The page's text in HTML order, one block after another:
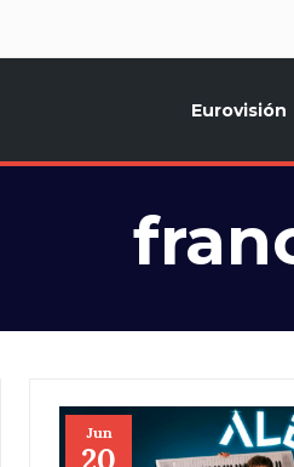
Eurovisión
Jun